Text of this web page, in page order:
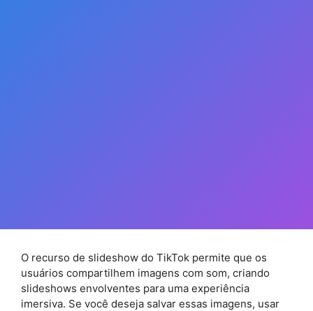
O recurso de slideshow do TikTok permite que os
usuários compartilhem imagens com som, criando
slideshows envolventes para uma experiência
imersiva. Se você deseja salvar essas imagens, usar